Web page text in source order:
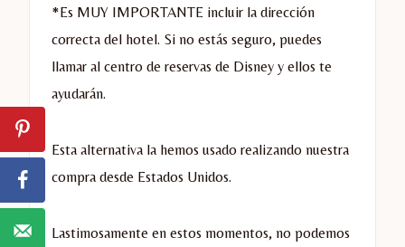
*Es MUY IMPORTANTE incluir la dirección
correcta del hotel. Si no estás seguro, puedes
llamar al centro de reservas de Disney y ellos te
ayudarán.
Esta alternativa la hemos usado realizando nuestra
compra desde Estados Unidos.
Lastimosamente en estos momentos, no podemos